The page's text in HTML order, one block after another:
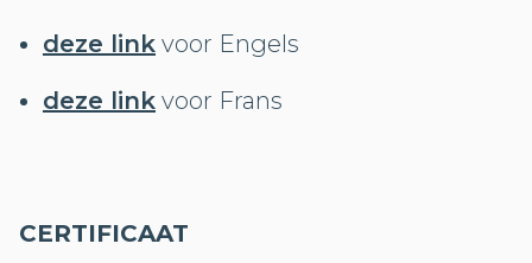
deze link voor Engels
deze link voor Frans
CERTIFICAAT